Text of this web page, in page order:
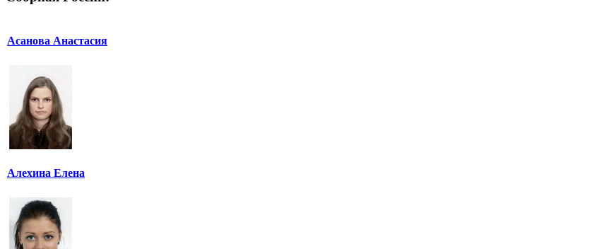
Асанова Анастасия
Алехина Елена